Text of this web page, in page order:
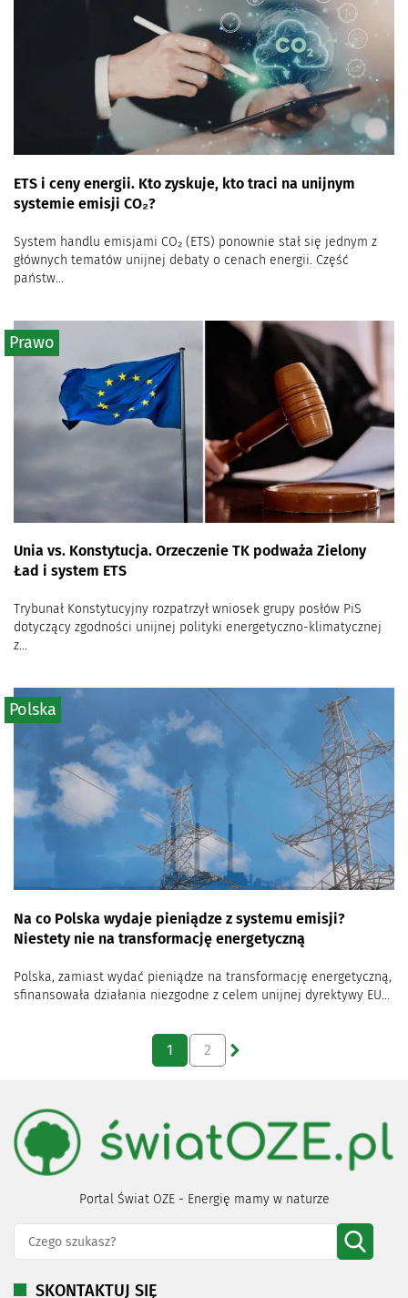
ETS i ceny energii. Kto zyskuje, kto traci na unijnym
systemie emisji CO₂?
System handlu emisjami CO₂ (ETS) ponownie stał się jednym z
głównych tematów unijnej debaty o cenach energii. Część
państw...
Unia vs. Konstytucja. Orzeczenie TK podważa Zielony
Ład i system ETS
Trybunał Konstytucyjny rozpatrzył wniosek grupy posłów PiS
dotyczący zgodności unijnej polityki energetyczno-klimatycznej
z...
Prawo
Na co Polska wydaje pieniądze z systemu emisji?
Niestety nie na transformację energetyczną
Polska, zamiast wydać pieniądze na transformację energetyczną,
sfinansowała działania niezgodne z celem unijnej dyrektywy EU...
Polska
1 2
Portal Świat OZE - Energię mamy w naturze
SKONTAKTUJ SIĘ